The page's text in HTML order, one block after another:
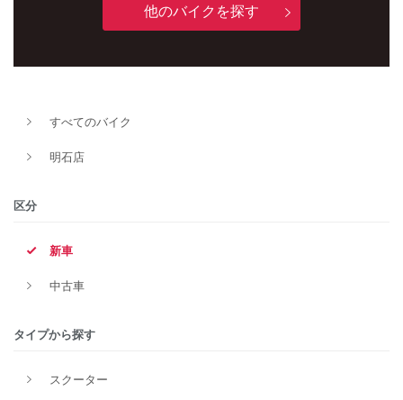
他のバイクを探す
すべてのバイク
明石店
区分
新車
中古車
タイプから探す
スクーター
メーカー
排気量